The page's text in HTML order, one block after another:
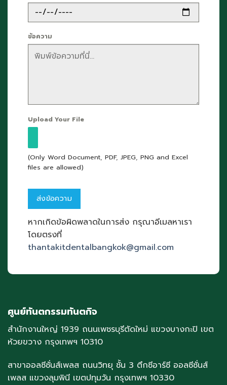
ข้อความ
Upload Your File
(Only Word Document, PDF, JPEG, PNG and Excel
files are allowed)
หากเกิดข้อผิดพลาดในการส่ง กรุณาอีเมลหาเรา
โดยตรงที่
thantakitdentalbangkok@gmail.com
ศูนย์ทันตกรรมทันตกิจ
สำนักงานใหญ่ 1939 ถนนเพชรบุรีตัดใหม่ แขวงบางกะปิ เขต
ห้วยขวาง กรุงเทพฯ 10310
สาขาออลซีซั่นส์เพลส ถนนวิทยุ ชั้น 3 ตึกซีอาร์ซี ออลซีซั่นส์
เพลส แขวงลุมพินี เขตปทุมวัน กรุงเทพฯ 10330